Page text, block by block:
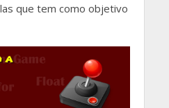
que tem como objetivo